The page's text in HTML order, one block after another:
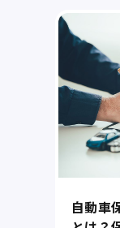
自動車